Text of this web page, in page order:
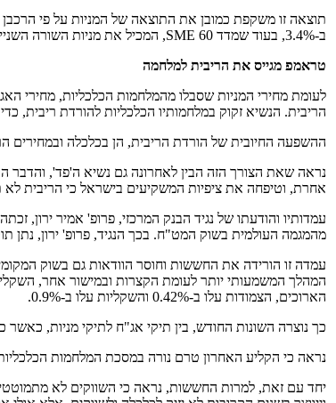
ב-3.4%, בעוד שמדד 60 SME, המכיל את מניות השורה השנייה, ירד בשיעור חד של 7.8%.
טראמפ מגייס את הריבית למלחמה
לעומת מחירי המניות שסבלו מהמלחמות הכלכליות, מחירי
הריבית. הנשיא זקוק במלחמותיו הכלכליות להורדת ריבית,
ההשפעה החיובית של הורדת הריבית, הן בכלכלה
נראה שאת הצורך הזה הבין לאחרונה גם נשיא ה'פד',
אחרת, וטיפחה את ציפיות המשקיעים בישראל כי הריבית
עמדותיו והודעתו של נגיד הבנק המרכזי, פרופ' אמיר ירון,
מהמגמה העולמית בשוק המט"ח. בכך הנגיד, פרופ' ירון, נתן
עמדה זו הורידה את החששות וחוסר הוודאות גם בשוק
הארוכים, הצמודות עלו ב-0.42% והשקליות עלו ב-0.9%.
כך נוצרה השונות החודש, בין תיקי אג"ח לתיקי מניות, כאשר כאמור הראשונים עלו ב-0.31%
נראה כי הקליע האחרון טרם נורה במסכת המלחמות
יחד עם זאת, למרות החששות, נראה כי השווקים לא